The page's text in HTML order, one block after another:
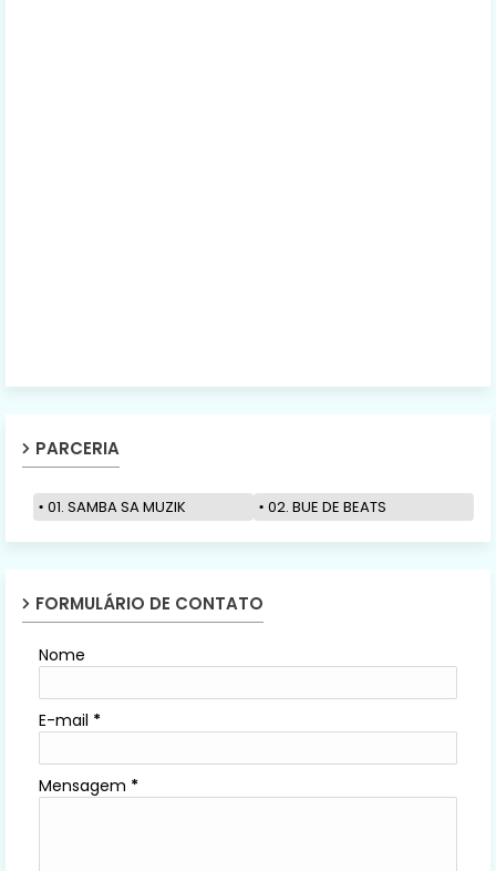
PARCERIA
01. SAMBA SA MUZIK 02. BUE DE BEATS
FORMULÁRIO DE CONTATO
Nome
E-mail *
Mensagem *